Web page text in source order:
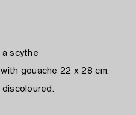
a scythe
gouache 22 x 28 cm.